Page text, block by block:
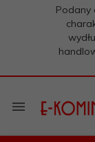
Podany